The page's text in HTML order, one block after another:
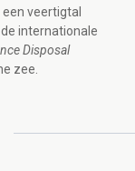
veertigtal
internationale
Disposal
zee.